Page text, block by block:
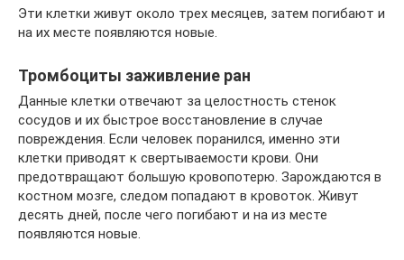
Эти клетки живут около трех месяцев, затем погибают и
на их месте появляются новые.
Тромбоциты заживление ран
Данные клетки отвечают за целостность стенок
сосудов и их быстрое восстановление в случае
повреждения. Если человек поранился, именно эти
клетки приводят к свертываемости крови. Они
предотвращают большую кровопотерю. Зарождаются в
костном мозге, следом попадают в кровоток. Живут
десять дней, после чего погибают и на из месте
появляются новые.